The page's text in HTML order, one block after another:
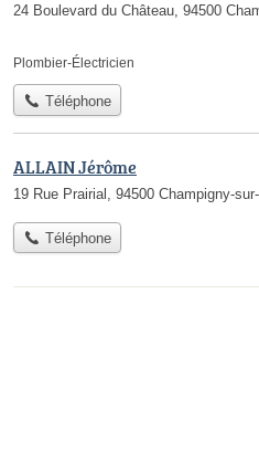
24 Boulevard du Château, 94500
Plombier-Électricien
Téléphone
ALLAIN Jérôme
19 Rue Prairial, 94500 Champigny-
Téléphone